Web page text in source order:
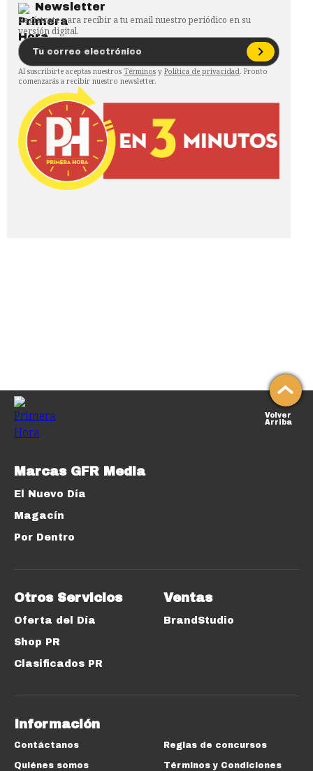
Newsletter
Regístrate para recibir a tu email nuestro periódico en su
versión digital.
Al suscribirte aceptas nuestros Términos y Política de privacidad. Pronto
comenzarás a recibir nuestro newsletter.
Volver
Arriba
Marcas GFR Media
El Nuevo Día
Magacín
Por Dentro
Otros Servicios
Oferta del Día
Shop PR
Clasificados PR
Ventas
BrandStudio
Información
Contáctanos
Quiénes somos
Reglas de concursos
Términos y Condiciones